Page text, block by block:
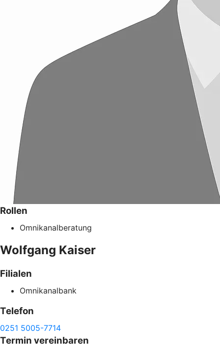
Rollen
Omnikanalberatung
Wolfgang Kaiser
Filialen
Omnikanalbank
Telefon
0251 5005-7714
Termin vereinbaren